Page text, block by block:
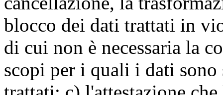
blocco dei dati trattati in
di cui non è necessaria la
scopi per i quali i dati sono